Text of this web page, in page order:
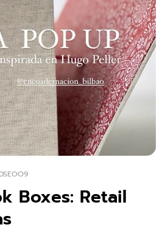
Boxes: Retail